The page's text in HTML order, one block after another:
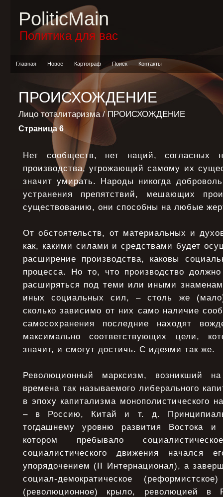
PoliticMain
Политика для вас
Главная Новое Картограф Поиск Контакты
ПРОИСХОЖДЕНИЕ
Лицо тоталитаризма/ ПРОИСХОЖДЕНИЕ
Страница 6
Нет сообществ, нет наций, согласных
производства, угрожающий самому их
значит умирать. Народы никогда
устранения препятствий, мешающих
существованию, они способны на любые
От обстоятельств, от материальных и
как, какими силами и средствами будет
расширение производства, каковы
процесса. Но то, что производство
расширяться под теми или иными
иных социальных сил, – столь же
сколько зависимо от них само наличие
самосохранения последние находят
максимально соответствующих цели,
значит, и смогут достичь. С идеями так же.
Революционный марксизм, возникший
времена так называемого либерального
в эпоху капитализма монополистического
– в Россию, Китай и т. д.
тогдашнему уровню развития Востока
котором пребывало
социалистического движения начался
упорядочением (II Интернационал), а
социал-демократическое
(революционное) крыло, революцией в